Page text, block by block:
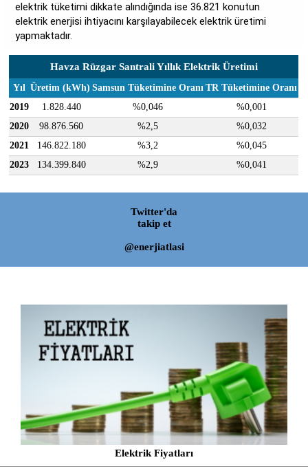
elektrik tüketimi dikkate alındığında ise 36.821 konutun
elektrik enerjisi ihtiyacını karşılayabilecek elektrik üretimi
yapmaktadır.
Havza Rüzgar Santrali Yıllık Elektrik Üretimi
Yıl Üretim (kWh) Samsun Tüketimine Oranı TR Tüketimine Oranı
2019
1.828.440 %0,046
%0,001
2020
98.876.560 %2,5
%0,032
2021
146.822.180 %3,2
%0,045
2023
134.399.840 %2,9 %0,041
Twitter'da
takip et
@enerjiatlasi
Elektrik Fiyatları